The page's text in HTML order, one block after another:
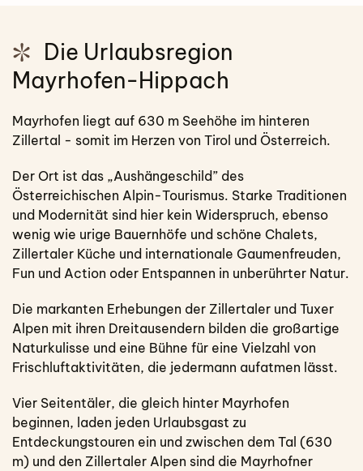
Die Urlaubsregion
Mayrhofen-Hippach
Mayrhofen liegt auf 630 m Seehöhe im hinteren
Zillertal - somit im Herzen von Tirol und Österreich.
Der Ort ist das „Aushängeschild” des
Österreichischen Alpin-Tourismus. Starke Traditionen
und Modernität sind hier kein Widerspruch, ebenso
wenig wie urige Bauernhöfe und schöne Chalets,
Zillertaler Küche und internationale Gaumenfreuden,
Fun und Action oder Entspannen in unberührter Natur.
Die markanten Erhebungen der Zillertaler und Tuxer
Alpen mit ihren Dreitausendern bilden die großartige
Naturkulisse und eine Bühne für eine Vielzahl von
Frischluftaktivitäten, die jedermann aufatmen lässt.
Vier Seitentäler, die gleich hinter Mayrhofen
beginnen, laden jeden Urlaubsgast zu
Entdeckungstouren ein und zwischen dem Tal (630
m) und den Zillertaler Alpen sind die Mayrhofner